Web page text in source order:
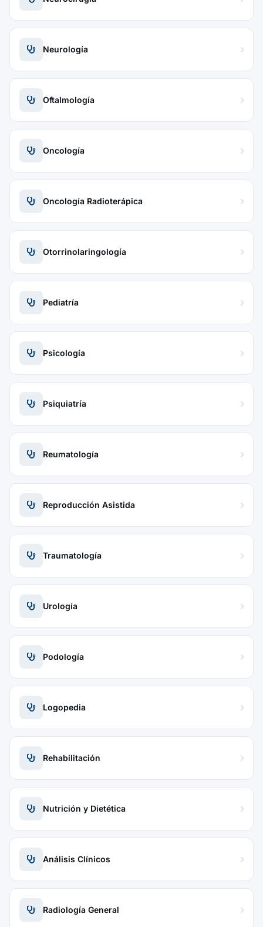
Neurología
Oftalmología
Oncología
Oncología Radioterápica
Otorrinolaringología
Pediatría
Psicología
Psiquiatría
Reumatología
Reproducción Asistida
Traumatología
Urología
Podología
Logopedia
Rehabilitación
Nutrición y Dietética
Análisis Clínicos
Radiología General